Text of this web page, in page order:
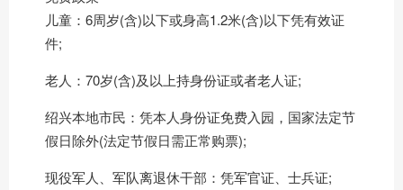
儿童：6周岁(含)以下或身高1.2米(含)以下凭有效证
件;
老人：70岁(含)及以上持身份证或者老人证;
绍兴本地市民：凭本人身份证免费入园，国家法定节
假日除外(法定节假日需正常购票);
现役军人、军队离退休干部：凭军官证、士兵证;